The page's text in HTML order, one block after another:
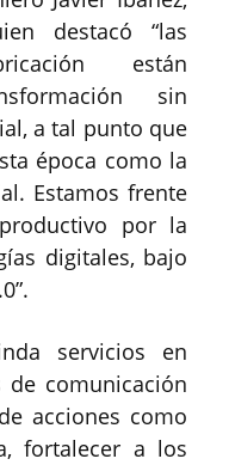
destacó “las
están
sin
a tal punto que
época como la
Estamos frente
por la
digitales, bajo
servicios en
de comunicación
acciones como
fortalecer a los